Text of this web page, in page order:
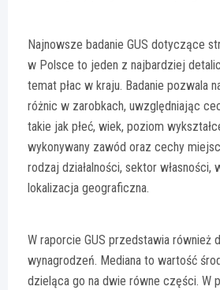
Najnowsze badanie GUS dotyczące
w Polsce to jeden z najbardziej
temat płac w kraju. Badanie pozwala
różnic w zarobkach, uwzględniając
takie jak płeć, wiek, poziom
wykonywany zawód oraz cechy
rodzaj działalności, sektor własności,
lokalizacja geograficzna.
W raporcie GUS przedstawia również
wynagrodzeń. Mediana to wartość
dzieląca go na dwie równe części. W